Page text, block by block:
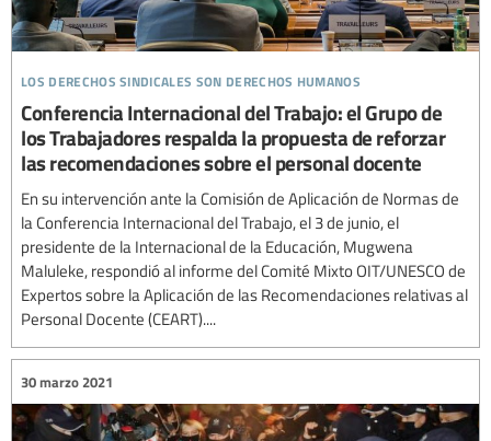
los derechos sindicales son derechos humanos
Conferencia Internacional del Trabajo: el Grupo de
los Trabajadores respalda la propuesta de reforzar
las recomendaciones sobre el personal docente
En su intervención ante la Comisión de Aplicación de Normas de
la Conferencia Internacional del Trabajo, el 3 de junio, el
presidente de la Internacional de la Educación, Mugwena
Maluleke, respondió al informe del Comité Mixto OIT/UNESCO de
Expertos sobre la Aplicación de las Recomendaciones relativas al
Personal Docente (CEART)....
30 marzo 2021